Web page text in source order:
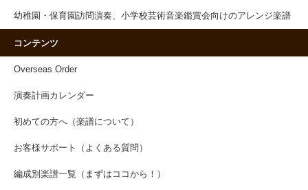
幼稚園・保育園訪問演奏、小学校芸術音楽鑑賞会向けのアレンジ楽譜
コンテンツ
Overseas Order
演奏計画カレンダー
初めての方へ（楽譜について）
お客様サポート（よくある質問）
編成別楽譜一覧（まずはココから！）